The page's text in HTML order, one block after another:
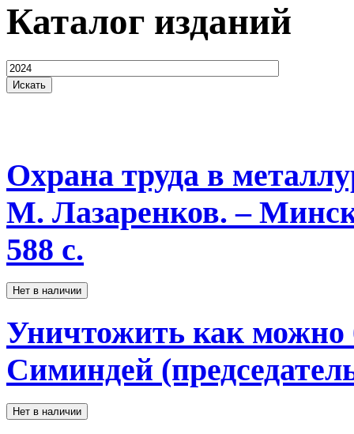
Каталог изданий
Охрана труда в
М. Лазаренков. –
588 с.
Нет в наличии
Уничтожить как можно
Симиндей
Нет в наличии